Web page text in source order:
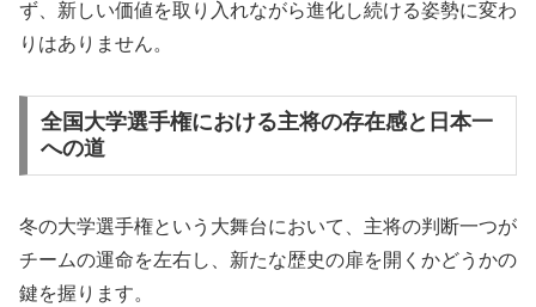
ず、新しい価値を取り入れながら進化し続ける姿勢に変わ
りはありません。
全国大学選手権における主将の存在感と日本一
への道
冬の大学選手権という大舞台において、主将の判断一つが
チームの運命を左右し、新たな歴史の扉を開くかどうかの
鍵を握ります。